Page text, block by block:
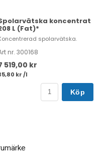
koncentrat
L (Fat)*
spolarvätska.
nr. 300168
519,00 kr
kr /l
Köp